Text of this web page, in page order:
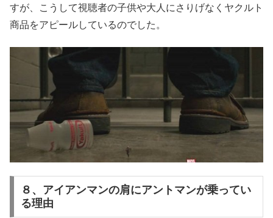
すが、こうして視聴者の子供や大人にさりげなくヤクルト
商品をアピールしているのでした。
８、アイアンマンの肩にアントマンが乗ってい
る理由